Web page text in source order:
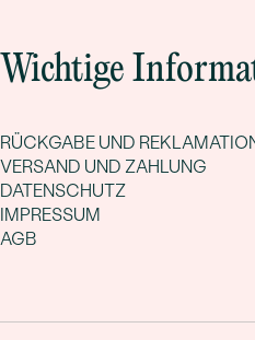
Wichtige
RÜCKGABE UND
VERSAND UND ZAHLUNG
DATENSCHUTZ
IMPRESSUM
AGB